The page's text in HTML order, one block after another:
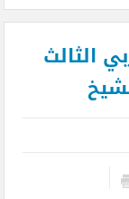
الثالث